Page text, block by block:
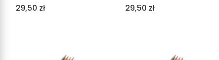
Cena
29,50 zł Cena
29,50 zł